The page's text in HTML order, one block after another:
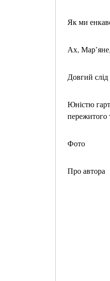
Як ми
Ах,
Довгий
Юністю
пережитого
Фото
Про автора